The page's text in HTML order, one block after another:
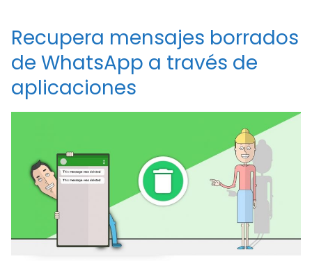
Recupera mensajes borrados
de WhatsApp a través de
aplicaciones